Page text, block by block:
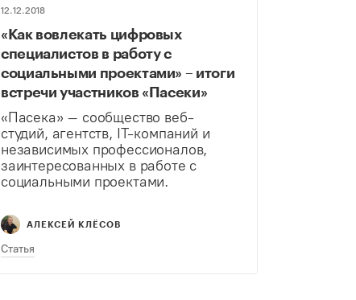
12.12.2018
«Как вовлекать цифровых
специалистов в работу с
социальными проектами» – итоги
встречи участников «Пасеки»
«Пасека» – сообщество веб-
студий, агентств, IT-компаний и
независимых профессионалов,
заинтересованных в работе с
социальными проектами.
АЛЕКСЕЙ КЛЁСОВ
Статья